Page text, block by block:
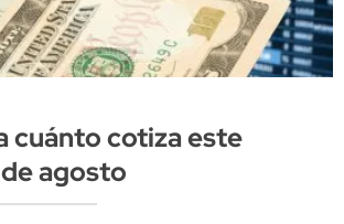
cuánto cotiza este
agosto